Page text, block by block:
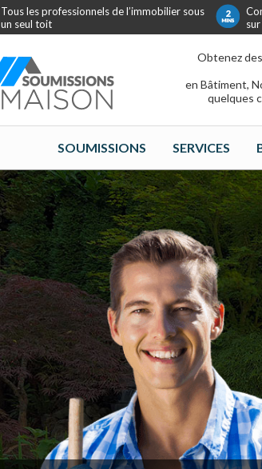
Tous les professionnels de l’immobilier sous
un seul toit
Obtenez
en Bâtiment,
quelques
SOUMISSIONS SERVICES